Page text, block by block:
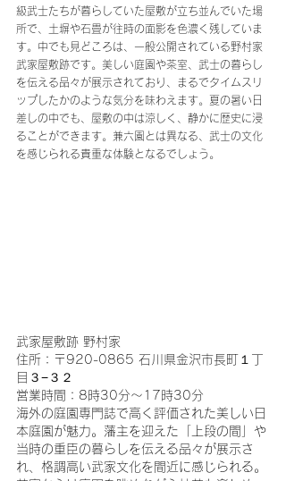
級武士たちが暮らしていた屋敷が立ち並んでいた場
所で、土塀や石畳が往時の面影を色濃く残していま
す。中でも見どころは、一般公開されている野村家
武家屋敷跡です。美しい庭園や茶室、武士の暮らし
を伝える品々が展示されており、まるでタイムスリ
ップしたかのような気分を味わえます。夏の暑い日
差しの中でも、屋敷の中は涼しく、静かに歴史に浸
ることができます。兼六園とは異なる、武士の文化
を感じられる貴重な体験となるでしょう。
武家屋敷跡 野村家
住所：〒920-0865 石川県金沢市長町１丁
目３−３２
営業時間：8時30分～17時30分
海外の庭園専門誌で高く評価された美しい日
本庭園が魅力。藩主を迎えた「上段の間」や
当時の重臣の暮らしを伝える品々が展示さ
れ、格調高い武家文化を間近に感じられる。